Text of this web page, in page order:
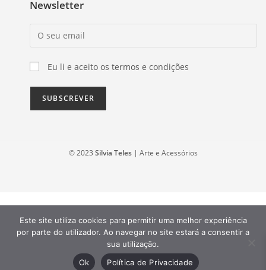
Newsletter
Eu li e aceito os termos e condições
© 2023 Silvia Teles| Arte e Acessórios
Este site utiliza cookies para permitir uma melhor experiência
por parte do utilizador. Ao navegar no site estará a consentir a
sua utilização.
Ok
Política de Privacidade